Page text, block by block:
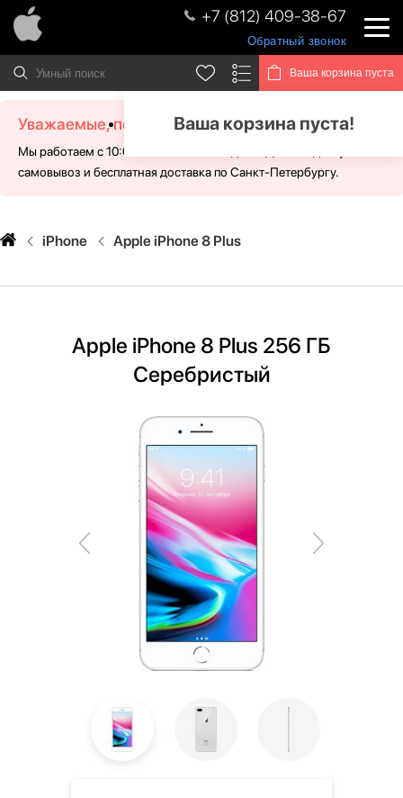
+7 (812) 409-38-67
Обратный звонок
Ваша корзина пуста
Ваша корзина пуста!
Уважаемые, посетители!
Мы работаем с 10:00 - 21:00 без выходных. Для Вас доступен
самовывоз и бесплатная доставка по Санкт-Петербургу.
iPhone Apple iPhone 8 Plus
Apple iPhone 8 Plus 256 ГБ
Серебристый